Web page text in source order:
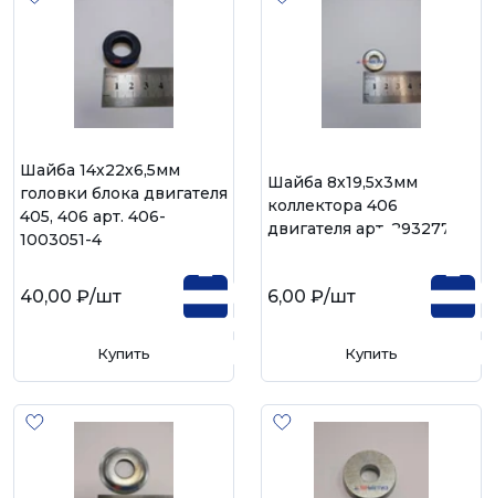
Шайба 14х22х6,5мм
головки блока двигателя
405, 406 арт. 406-
1003051-4
40,00 ₽/шт
Купить
Шайба 8х19,5х3мм
коллектора 406
двигателя арт. 293277
6,00 ₽/шт
Купить